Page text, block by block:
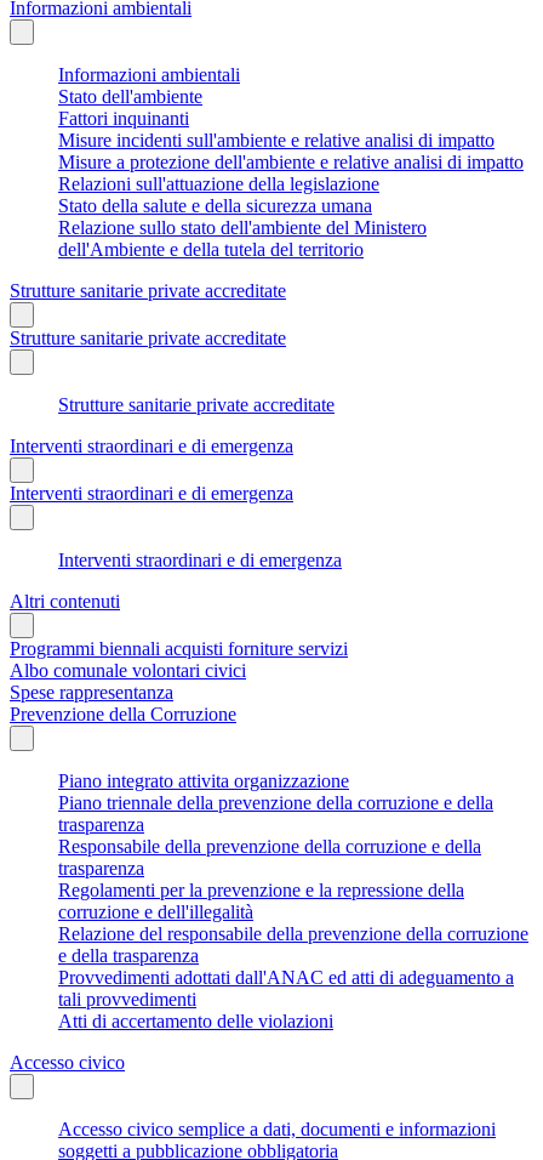
Informazioni ambientali
Informazioni ambientali
Stato dell'ambiente
Fattori inquinanti
Misure incidenti sull'ambiente e relative analisi di impatto
Misure a protezione dell'ambiente e relative analisi di impatto
Relazioni sull'attuazione della legislazione
Stato della salute e della sicurezza umana
Relazione sullo stato dell'ambiente del Ministero
dell'Ambiente e della tutela del territorio
Strutture sanitarie private accreditate
Strutture sanitarie private accreditate
Strutture sanitarie private accreditate
Interventi straordinari e di emergenza
Interventi straordinari e di emergenza
Interventi straordinari e di emergenza
Altri contenuti
Programmi biennali acquisti forniture servizi
Albo comunale volontari civici
Spese rappresentanza
Prevenzione della Corruzione
Piano integrato attivita organizzazione
Piano triennale della prevenzione della corruzione e della
trasparenza
Responsabile della prevenzione della corruzione e della
trasparenza
Regolamenti per la prevenzione e la repressione della
corruzione e dell'illegalità
Relazione del responsabile della prevenzione della corruzione
e della trasparenza
Provvedimenti adottati dall'ANAC ed atti di adeguamento a
tali provvedimenti
Atti di accertamento delle violazioni
Accesso civico
Accesso civico semplice a dati, documenti e informazioni
soggetti a pubblicazione obbligatoria